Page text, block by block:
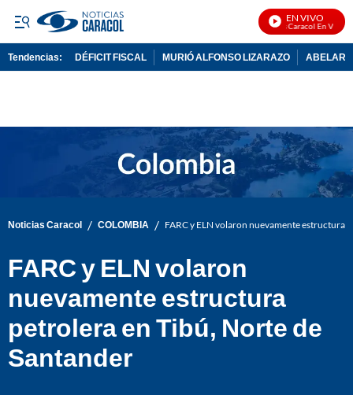
EN VIVO
Noticias Caracol En Vivo
Tendencias: DÉFICIT FISCAL MURIÓ ALFONSO LIZARAZO
Noticias Caracol / COLOMBIA / FARC y ELN volaron nuevamente estructura
FARC y ELN volaron
nuevamente estructura
petrolera en Tibú, Norte de
Santander